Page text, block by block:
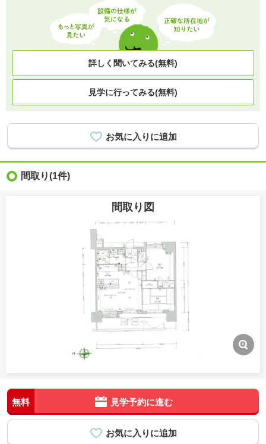
詳しく聞いてみる(無料)
見学に行ってみる(無料)
間取り(1件)
間取り図
無料 見学予約に進む